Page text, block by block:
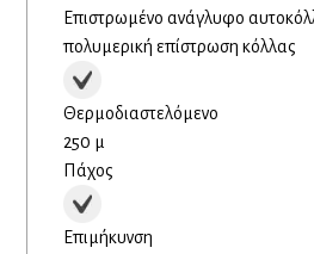
Επιστρωμένο ανάγλυφο
πολυμερική επίστρωση κόλλας
Θερμοδιαστελόμενο
250 µ
Πάχος
Επιμήκυνση